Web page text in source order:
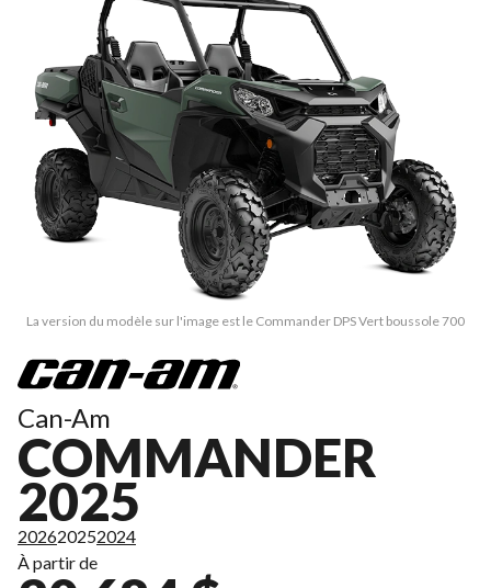
La version du modèle sur l'image est le Commander DPS Vert boussole 700
Can-Am
COMMANDER
2025
202620252024
À partir de